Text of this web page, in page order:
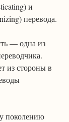
и
перевода.
из стороны в